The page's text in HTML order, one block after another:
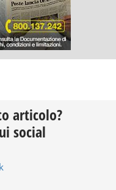
articolo?
social